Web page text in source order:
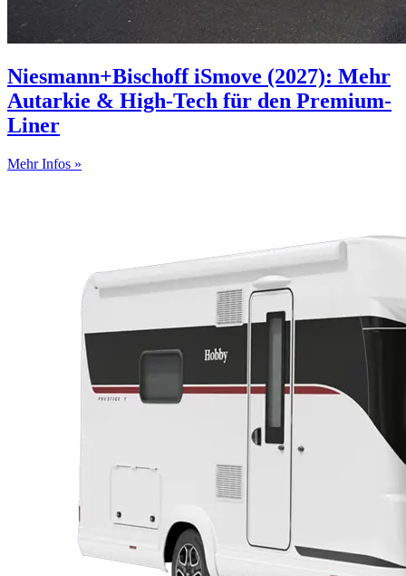
Niesmann+Bischoff iSmove (2027): Mehr
Autarkie & High-Tech für den Premium-
Liner
Mehr Infos »